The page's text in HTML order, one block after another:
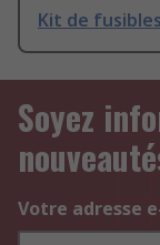
Kit de
Soyez
Votre adresse